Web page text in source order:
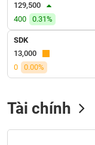
129,500
400
0.31%
SDK
13,000
0
0.00%
Tài chính
BẤT
ĐỘNG
SẢN
Mã
chứng